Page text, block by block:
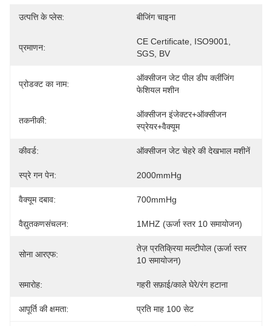
उत्पत्ति के प्लेस: बीजिंग चाइना
प्रमाणन:
CE Certificate, ISO9001,
SGS, BV
प्रोडक्ट का नाम:
ऑक्सीजन जेट पील डीप क्लींजिंग
फेशियल मशीन
तकनीकी:
ऑक्सीजन इंजेक्टर+ऑक्सीजन
स्प्रेयर+वैक्यूम
कीवर्ड: ऑक्सीजन जेट चेहरे की देखभाल मशीनें
स्प्रे गन पेन: 2000mmHg
वैक्यूम दबाव: 700mmHg
वैद्युतकणसंचलन: 1MHZ (ऊर्जा स्तर 10 समायोजन)
सोना आरएफ:
तेज़ प्रतिक्रिया मल्टीपोल (ऊर्जा स्तर
10 समायोजन)
समारोह: गहरी सफ़ाई/काले घेरे/रंग हटाना
आपूर्ति की क्षमता: प्रति माह 100 सेट